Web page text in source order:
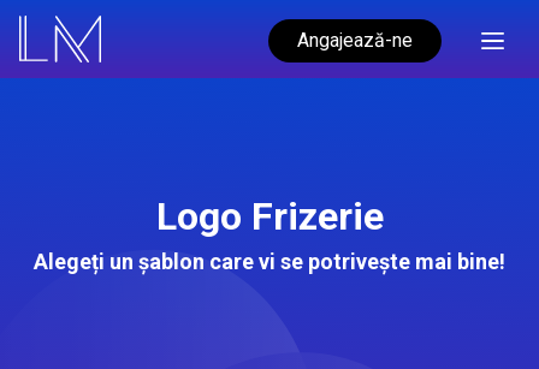
Angajează-ne
Logo Frizerie
Alegeți un șablon care vi se potrivește mai bine!